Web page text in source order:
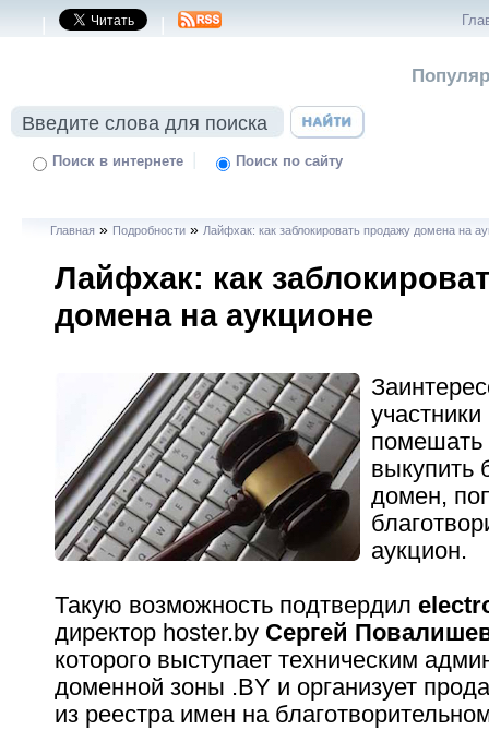
| |
Поиск в интернете | Поиск по сайту
Главная » Подробности » Лайфхак: как заблокировать продажу домена на
Лайфхак: как
домена на аукционе
помешать
выкупить
домен,
аукцион.
Такую возможность подтвердил
директор hoster.by Сергей
которого выступает техническим
доменной зоны .BY и организует
из реестра имен на